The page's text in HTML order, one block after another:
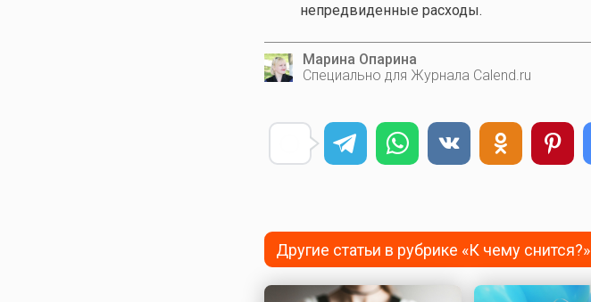
непредвиденные расходы.
Марина Опарина
Специально для Журнала Calend.ru
Другие статьи в рубрике «К чему снится?»